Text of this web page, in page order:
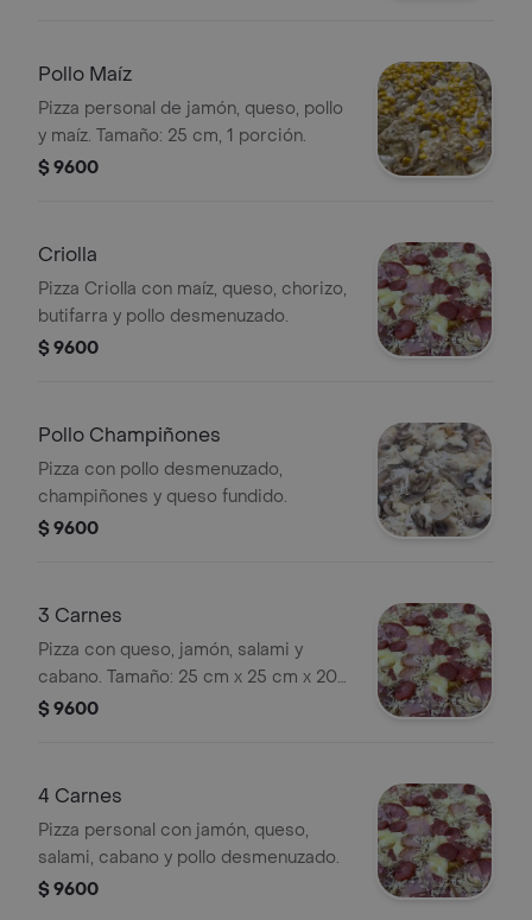
Pollo Maíz
Pizza personal de jamón, queso, pollo
y maíz. Tamaño: 25 cm, 1 porción.
$ 9600
Criolla
Pizza Criolla con maíz, queso, chorizo,
butifarra y pollo desmenuzado.
$ 9600
Pollo Champiñones
Pizza con pollo desmenuzado,
champiñones y queso fundido.
$ 9600
3 Carnes
Pizza con queso, jamón, salami y
cabano. Tamaño: 25 cm x 25 cm x 20
cm.
$ 9600
4 Carnes
Pizza personal con jamón, queso,
salami, cabano y pollo desmenuzado.
$ 9600